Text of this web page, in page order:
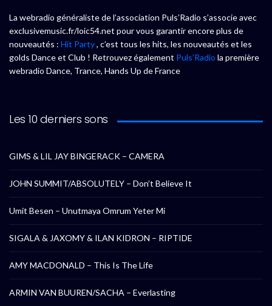
La webradio généraliste de l’association Puls’Radio s’associe avec
exclusivemusic.fr/loic54.net pour vous garantir encore plus de
nouveautés : Hit Party, c’est tous les hits, les nouveautés et les
golds Dance et Club ! Retrouvez également Puls’Radio la première
webradio Dance, Trance, Hands Up de France
Les 10 derniers sons
GIMS & LIL JAY BINGERACK – CAMERA
JOHN SUMMIT/ABSOLUTELY – Don’t Believe It
Umit Besen – Unutmaya Omrum Yeter Mi
SIGALA & JAXOMY & ILAN KIDRON – RIPTIDE
AMY MACDONALD – This Is The Life
ARMIN VAN BUUREN/SACHA – Everlasting